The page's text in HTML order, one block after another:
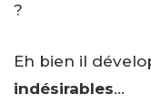
?
Eh bien il
indésirables…